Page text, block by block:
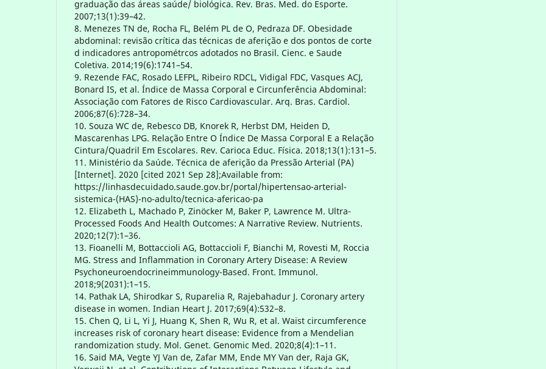
graduação das áreas saúde/ biológica. Rev. Bras. Med. do Esporte.
2007;13(1):39–42.
8. Menezes TN de, Rocha FL, Belém PL de O, Pedraza DF. Obesidade
abdominal: revisão crítica das técnicas de aferição e dos pontos de corte
d indicadores antropométrcos adotados no Brasil. Cienc. e Saude
Coletiva. 2014;19(6):1741–54.
9. Rezende FAC, Rosado LEFPL, Ribeiro RDCL, Vidigal FDC, Vasques ACJ,
Bonard IS, et al. Índice de Massa Corporal e Circunferência Abdominal:
Associação com Fatores de Risco Cardiovascular. Arq. Bras. Cardiol.
2006;87(6):728–34.
10. Souza WC de, Rebesco DB, Knorek R, Herbst DM, Heiden D,
Mascarenhas LPG. Relação Entre O Índice De Massa Corporal E a Relação
Cintura/Quadril Em Escolares. Rev. Carioca Educ. Física. 2018;13(1):131–5.
11. Ministério da Saúde. Técnica de aferição da Pressão Arterial (PA)
[Internet]. 2020 [cited 2021 Sep 28];Available from:
https://linhasdecuidado.saude.gov.br/portal/hipertensao-arterial-
sistemica-(HAS)-no-adulto/tecnica-afericao-pa
12. Elizabeth L, Machado P, Zinöcker M, Baker P, Lawrence M. Ultra-
Processed Foods And Health Outcomes: A Narrative Review. Nutrients.
2020;12(7):1–36.
13. Fioanelli M, Bottaccioli AG, Bottaccioli F, Bianchi M, Rovesti M, Roccia
MG. Stress and Inflammation in Coronary Artery Disease: A Review
Psychoneuroendocrineimmunology-Based. Front. Immunol.
2018;9(2031):1–15.
14. Pathak LA, Shirodkar S, Ruparelia R, Rajebahadur J. Coronary artery
disease in women. Indian Heart J. 2017;69(4):532–8.
15. Chen Q, Li L, Yi J, Huang K, Shen R, Wu R, et al. Waist circumference
increases risk of coronary heart disease: Evidence from a Mendelian
randomization study. Mol. Genet. Genomic Med. 2020;8(4):1–11.
16. Said MA, Vegte YJ Van de, Zafar MM, Ende MY Van der, Raja GK,